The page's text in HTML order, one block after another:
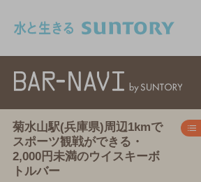
菊水山駅(兵庫県)周辺1kmで
スポーツ観戦ができる・
2,000円未満のウイスキーボ
トルバー